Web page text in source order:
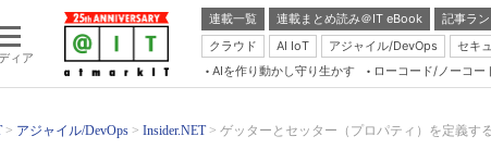
ィア
連載一覧 連載まとめ読み＠IT eBook 記事ラ
クラウド
AI IoT アジャイル/DevOps セキ
AIを作り動かし守り生かす ローコード/ノーコー
アジャイル/DevOps Insider.NET ゲッターとセッター（プロパティ）を定義す